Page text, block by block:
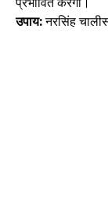
उपाय:नरसिंह